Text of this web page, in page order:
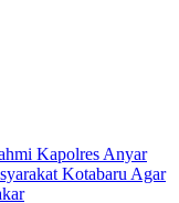
Kapolres Anyar